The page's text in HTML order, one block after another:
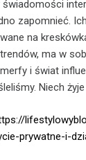
świadomości
zapomnieć.
na
ma w
i świat
Niech
prywatne-i-